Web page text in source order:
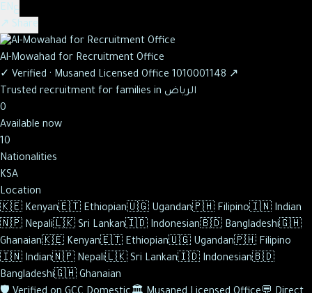
ENع
↗ Share
Al-Mowahad for Recruitment Office
✓ Verified · Musaned Licensed Office 1010001148 ↗
Trusted recruitment for families in الرياض
0
Available now
10
Nationalities
KSA
Location
🇰🇪 Kenyan🇪🇹 Ethiopian🇺🇬 Ugandan🇵🇭 Filipino🇮🇳 Indian
🇳🇵 Nepali🇱🇰 Sri Lankan🇮🇩 Indonesian🇧🇩 Bangladeshi🇬🇭
Ghanaian🇰🇪 Kenyan🇪🇹 Ethiopian🇺🇬 Ugandan🇵🇭 Filipino
🇮🇳 Indian🇳🇵 Nepali🇱🇰 Sri Lankan🇮🇩 Indonesian🇧🇩
Bangladeshi🇬🇭 Ghanaian